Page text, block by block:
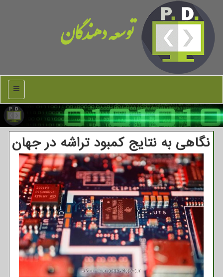
توسعه دهندگان
منو
نگاهی به نتایج کمبود تراشه در جهان